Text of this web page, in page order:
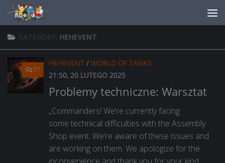
Skip to content
CATEGORY: HEHEVENT
57
HEHEVENT / WORLD OF TANKS
21:50, 20 LUTEGO 2025
Problemy techniczne: Warsztat
„Commanders! We’re currently facing
some technical difficulties with the Assembly
Shop event. We’re aware of these issues and
are working on them. We apologize for the